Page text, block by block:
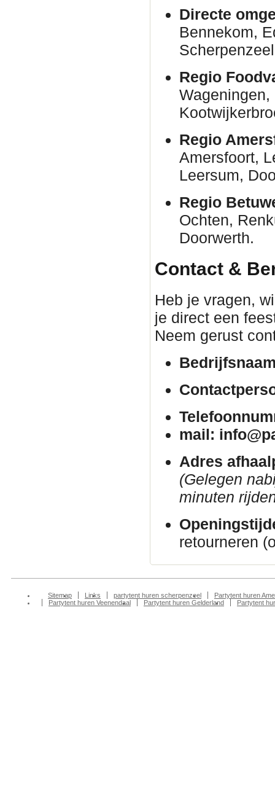
Directe
Bennekom,
Regio
Regio
Amersfoort,
Leersum,
Regio
Ochten,
Doorwerth.
Contact &
Heb je vragen,
je direct een
Neem gerust
mail:
Adres
(Gelegen
minuten
retourneren
Sitemap Links partytent huren scherpenzeel
Partytent huren
Partytent huren Veenendaal
Partytent huren Gelderland Partytent